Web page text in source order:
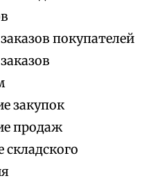
покупателей
закупок
продаж